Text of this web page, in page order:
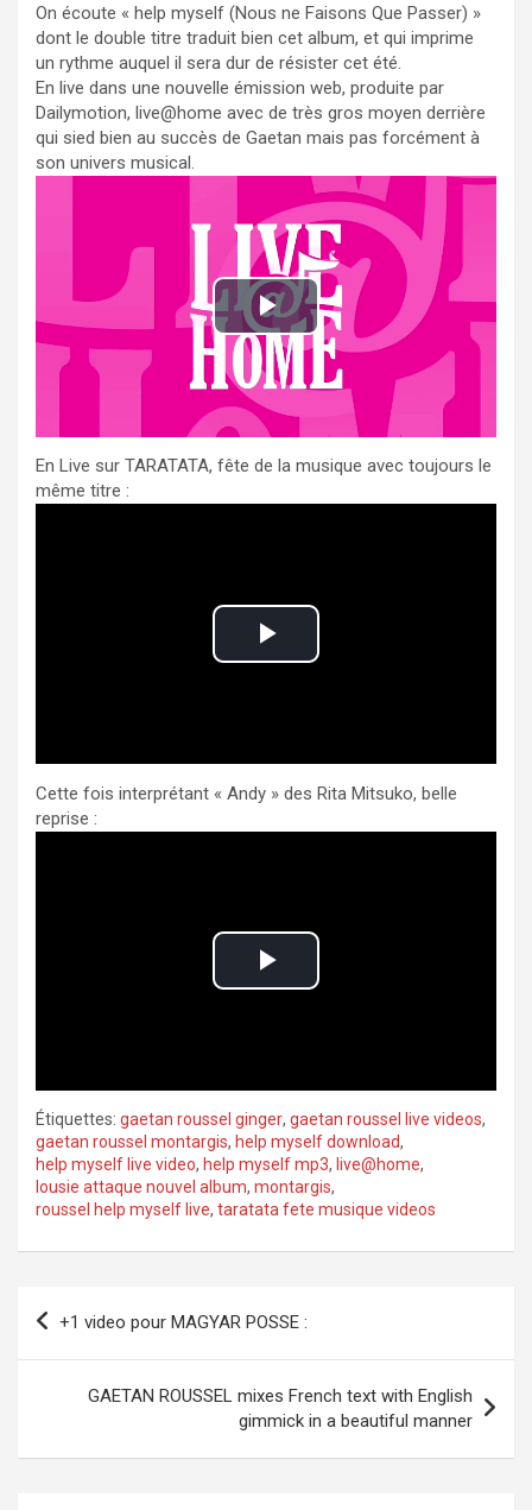
On écoute « help myself (Nous ne Faisons Que Passer) »
dont le double titre traduit bien cet album, et qui imprime
un rythme auquel il sera dur de résister cet été.
En live dans une nouvelle émission web, produite par
Dailymotion, live@home avec de très gros moyen derrière
qui sied bien au succès de Gaetan mais pas forcément à
son univers musical.
P
l
a
i
d
o
En Live sur TARATATA, fête de la musique avec toujours le
même titre :
P
a
i
d
o
Cette fois interprétant « Andy » des Rita Mitsuko, belle
reprise :
P
a
y
V
i
d
e
o
Étiquettes: gaetan roussel ginger, gaetan roussel live videos,
gaetan roussel montargis, help myself download,
help myself live video, help myself mp3, live@home,
lousie attaque nouvel album, montargis,
roussel help myself live, taratata fete musique videos
Navigation
l’article
+1 video pour MAGYAR POSSE :
GAETAN ROUSSEL mixes French text with English
gimmick in a beautiful manner